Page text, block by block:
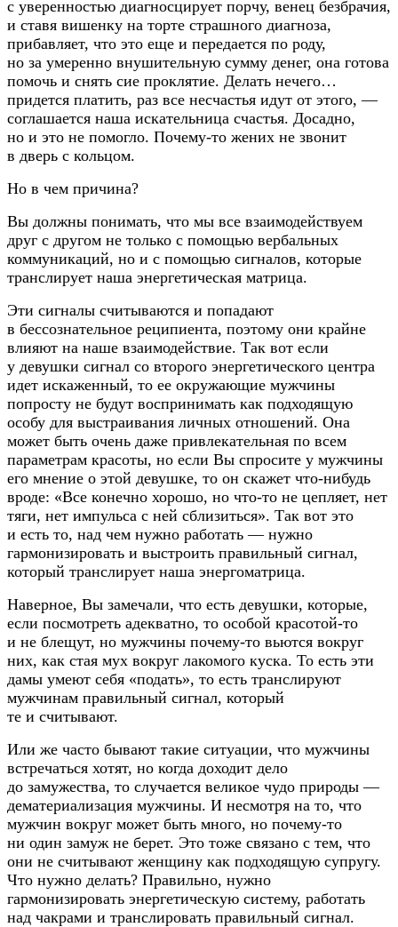
с уверенностью диагносцирует порчу, венец безбрачия,
и ставя вишенку на торте страшного диагноза,
прибавляет, что это еще и передается по роду,
но за умеренно внушительную сумму денег, она готова
помочь и снять сие проклятие. Делать нечего…
придется платить, раз все несчастья идут от этого, —
соглашается наша искательница счастья. Досадно,
но и это не помогло. Почему-то жених не звонит
в дверь с кольцом.
Но в чем причина?
Вы должны понимать, что мы все взаимодействуем
друг с другом не только с помощью вербальных
коммуникаций, но и с помощью сигналов, которые
транслирует наша энергетическая матрица.
Эти сигналы считываются и попадают
в бессознательное реципиента, поэтому они крайне
влияют на наше взаимодействие. Так вот если
у девушки сигнал со второго энергетического центра
идет искаженный, то ее окружающие мужчины
попросту не будут воспринимать как подходящую
особу для выстраивания личных отношений. Она
может быть очень даже привлекательная по всем
параметрам красоты, но если Вы спросите у мужчины
его мнение о этой девушке, то он скажет что-нибудь
вроде: «Все конечно хорошо, но что-то не цепляет, нет
тяги, нет импульса с ней сблизиться». Так вот это
и есть то, над чем нужно работать — нужно
гармонизировать и выстроить правильный сигнал,
который транслирует наша энергоматрица.
Наверное, Вы замечали, что есть девушки, которые,
если посмотреть адекватно, то особой красотой-то
и не блещут, но мужчины почему-то вьются вокруг
них, как стая мух вокруг лакомого куска. То есть эти
дамы умеют себя «подать», то есть транслируют
мужчинам правильный сигнал, который
те и считывают.
Или же часто бывают такие ситуации, что мужчины
встречаться хотят, но когда доходит дело
до замужества, то случается великое чудо природы —
дематериализация мужчины. И несмотря на то, что
мужчин вокруг может быть много, но почему-то
ни один замуж не берет. Это тоже связано с тем, что
они не считывают женщину как подходящую супругу.
Что нужно делать? Правильно, нужно
гармонизировать энергетическую систему, работать
над чакрами и транслировать правильный сигнал.